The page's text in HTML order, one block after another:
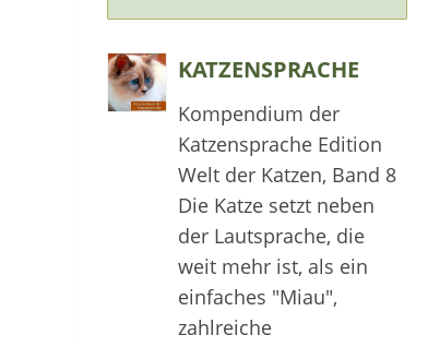
KATZENSPRACHE
Kompendium der
Katzensprache Edition
Welt der Katzen, Band 8
Die Katze setzt neben
der Lautsprache, die
weit mehr ist, als ein
einfaches "Miau",
zahlreiche